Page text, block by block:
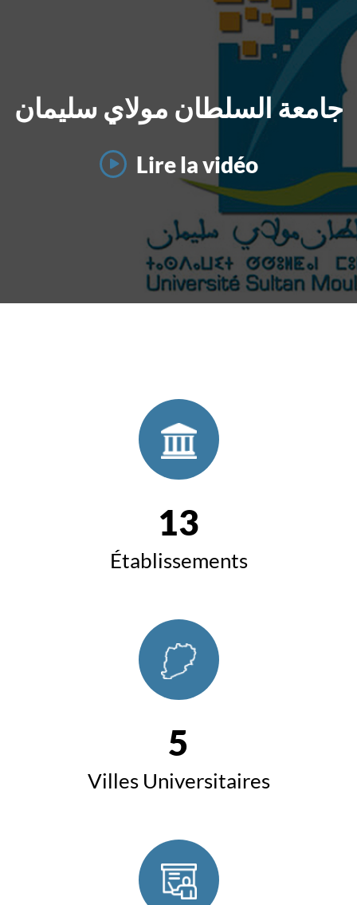
جامعة السلطان مولاي سليمان
Lire la vidéo
13
Établissements
5
Villes Universitaires